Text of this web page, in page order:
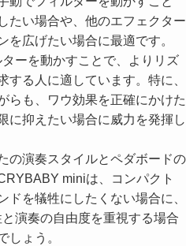
たい場合や、他のエフェクター
を広げたい場合に最適です。
ーを動かすことで、よりリズ
する人に適しています。特に、
らも、ワウ効果を正確にかけた
抑えたい場合に威力を発揮し
の演奏スタイルとペダボードの
miniは、コンパクト
ドを犠牲にしたくない場合に、
演奏の自由度を重視する場合
しょう。